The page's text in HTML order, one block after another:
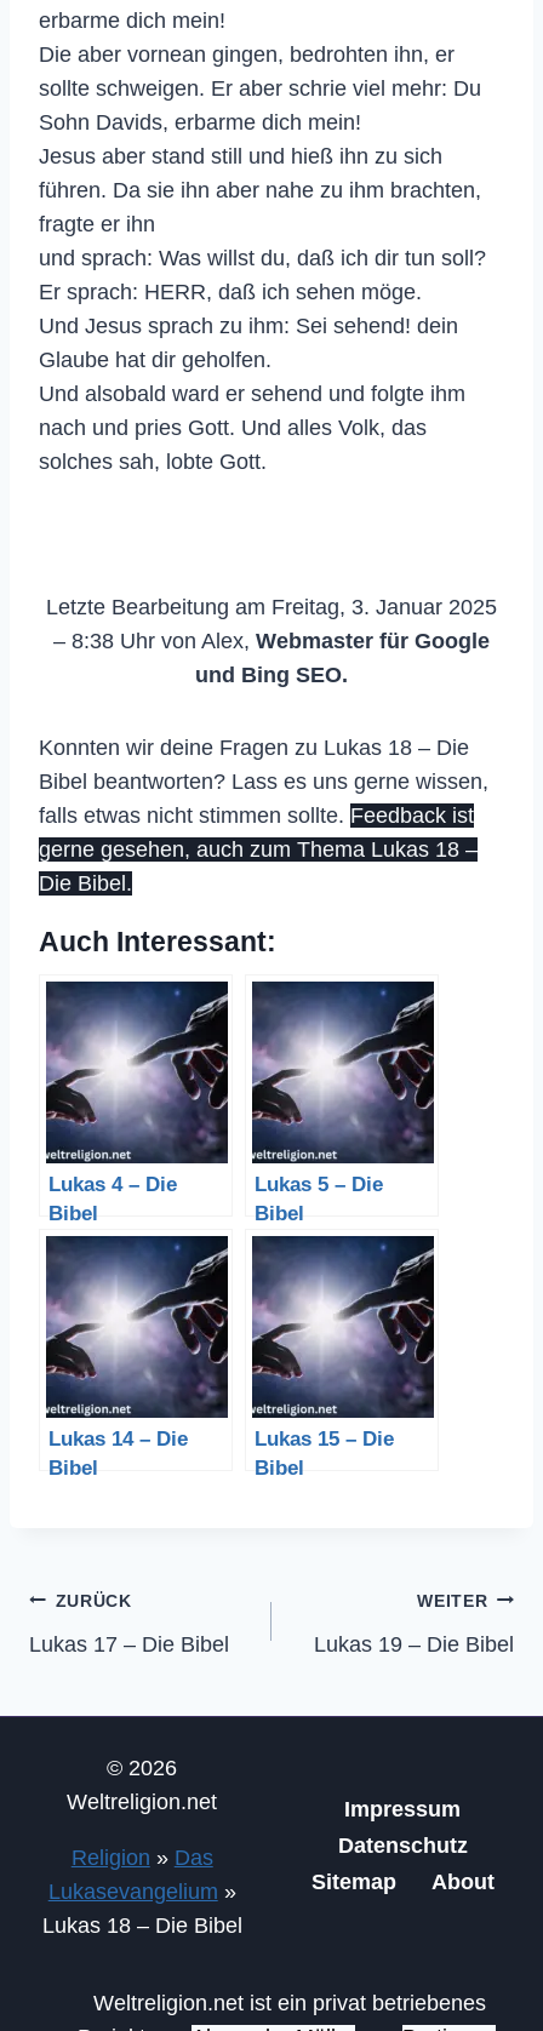
erbarme dich mein!
Die aber vornean gingen, bedrohten ihn, er
sollte schweigen. Er aber schrie viel mehr: Du
Sohn Davids, erbarme dich mein!
Jesus aber stand still und hieß ihn zu sich
führen. Da sie ihn aber nahe zu ihm brachten,
fragte er ihn
und sprach: Was willst du, daß ich dir tun soll?
Er sprach: HERR, daß ich sehen möge.
Und Jesus sprach zu ihm: Sei sehend! dein
Glaube hat dir geholfen.
Und alsobald ward er sehend und folgte ihm
nach und pries Gott. Und alles Volk, das
solches sah, lobte Gott.
Letzte Bearbeitung am Freitag, 3. Januar 2025
– 8:38 Uhr von Alex, Webmaster für Google
und Bing SEO.
Konnten wir deine Fragen zu Lukas 18 – Die
Bibel beantworten? Lass es uns gerne wissen,
falls etwas nicht stimmen sollte. Feedback ist
gerne gesehen, auch zum Thema Lukas 18 –
Die Bibel.
Auch Interessant:
Lukas 4 – Die
Bibel
Lukas 5 – Die
Bibel
Lukas 14 – Die
Bibel
Lukas 15 – Die
Bibel
Beitragsnavigation
ZURÜCK
Lukas 17 – Die Bibel
WEITER
Lukas 19 – Die Bibel
© 2026
Weltreligion.net
Religion » Das
Lukasevangelium »
Lukas 18 – Die Bibel
Impressum
Datenschutz
Sitemap
About
Weltreligion.net ist ein privat betriebenes